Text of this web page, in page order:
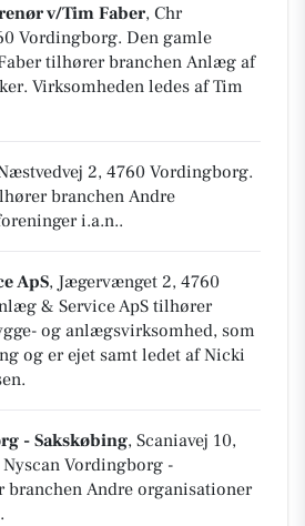
v/Tim Faber, Chr
Vordingborg. Den gamle
tilhører branchen Anlæg af
. Virksomheden ledes af Tim
2, 4760 Vordingborg.
branchenAndre
i.a.n..
ApS, Jægervænget 2, 4760
& Service ApS tilhører
og anlægsvirksomhed, som
og er ejet samt ledet af Nicki
- Sakskøbing, Scaniavej 10,
Nyscan Vordingborg -
branchen Andre organisationer
.